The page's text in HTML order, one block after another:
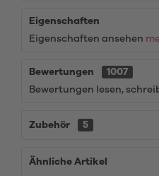
Eigenschaften
Eigenschaften ansehen
Bewertungen
1007
Bewertungen lesen,
Zubehör 5
Ähnliche Artikel